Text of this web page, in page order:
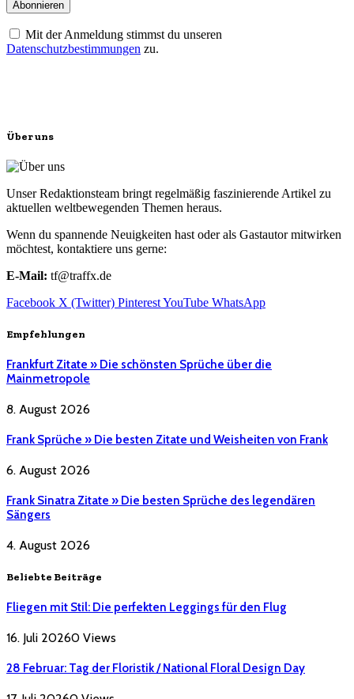
Mit der Anmeldung stimmst du unseren
Datenschutzbestimmungen zu.
Über uns
Unser Redaktionsteam bringt regelmäßig faszinierende Artikel zu
aktuellen weltbewegenden Themen heraus.
Wenn du spannende Neuigkeiten hast oder als Gastautor mitwirken
möchtest, kontaktiere uns gerne:
E-Mail: tf@traffx.de
Facebook X (Twitter) PinterestYouTube WhatsApp
Empfehlungen
Frankfurt Zitate » Die schönsten Sprüche über die
Mainmetropole
8. August 2026
Frank Sprüche » Die besten Zitate und Weisheiten von Frank
6. August 2026
Frank Sinatra Zitate » Die besten Sprüche des legendären
Sängers
4. August 2026
Beliebte Beiträge
Fliegen mit Stil: Die perfekten Leggings für den Flug
16. Juli 20260 Views
28 Februar: Tag der Floristik / National Floral Design Day